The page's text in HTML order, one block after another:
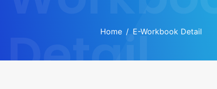
Detail
Home E-Workbook Detail